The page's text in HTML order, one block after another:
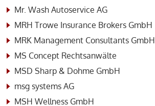
Mr. Wash Autoservice AG
MRH Trowe Insurance Brokers GmbH
MRK Management Consultants GmbH
MS Concept Rechtsanwälte
MSD Sharp & Dohme GmbH
msg systems AG
MSH Wellness GmbH